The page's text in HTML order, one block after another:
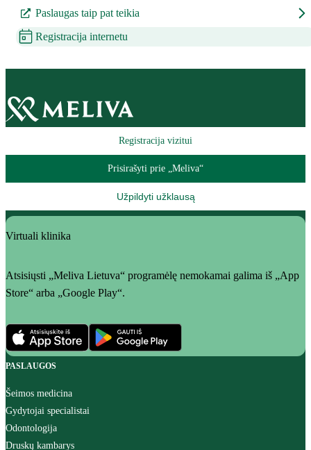
Paslaugas taip pat teikia
Registracija internetu
Registracija vizitui
Prisirašyti prie „Meliva“
Užpildyti užklausą
Virtuali klinika
Atsisiųsti „Meliva Lietuva“ programėlę nemokamai galima iš „App
Store“ arba „Google Play“.
PASLAUGOS
Šeimos medicina
Gydytojai specialistai
Odontologija
Druskų kambarys